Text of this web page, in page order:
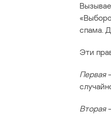
спама.
Эти
Первая
Вторая